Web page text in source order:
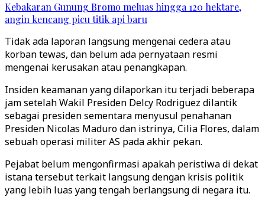
Kebakaran Gunung Bromo meluas hingga 120 hektare,
angin kencang picu titik api baru
Tidak ada laporan langsung mengenai cedera atau
korban tewas, dan belum ada pernyataan resmi
mengenai kerusakan atau penangkapan.
Insiden keamanan yang dilaporkan itu terjadi beberapa
jam setelah Wakil Presiden Delcy Rodriguez dilantik
sebagai presiden sementara menyusul penahanan
Presiden Nicolas Maduro dan istrinya, Cilia Flores, dalam
sebuah operasi militer AS pada akhir pekan.
Pejabat belum mengonfirmasi apakah peristiwa di dekat
istana tersebut terkait langsung dengan krisis politik
yang lebih luas yang tengah berlangsung di negara itu.